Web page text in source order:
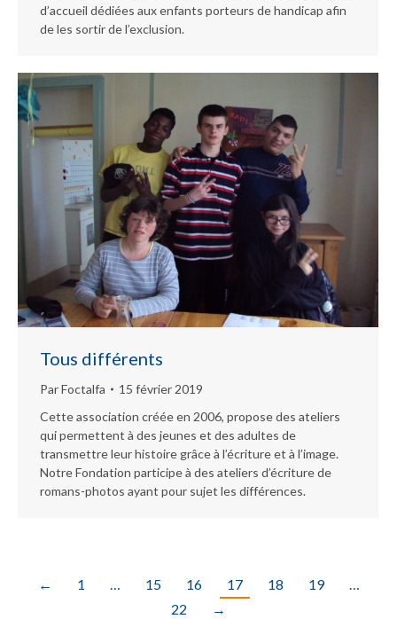
d’accueil dédiées aux enfants porteurs de handicap afin
de les sortir de l’exclusion.
Tous différents
ParFoctalfa
15 février 2019
Cette association créée en 2006, propose des ateliers
qui permettent à des jeunes et des adultes de
transmettre leur histoire grâce à l’écriture et à l’image.
Notre Fondation participe à des ateliers d’écriture de
romans-photos ayant pour sujet les différences.
← 1 … 15 16 17 18 19
…
22
→